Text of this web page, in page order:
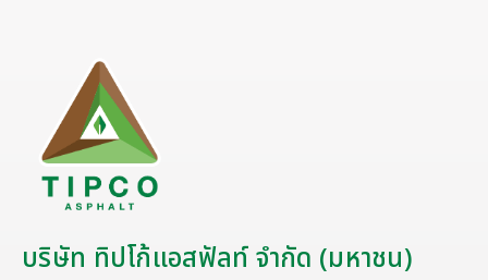
บริษัท ทิปโก้แอสฟัลท์ จำกัด (มหาชน)